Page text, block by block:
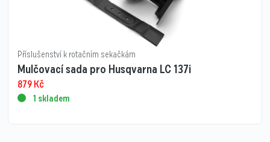
Příslušenství k rotačním sekačkám
Mulčovací sada pro Husqvarna LC 137i
879Kč
1 skladem